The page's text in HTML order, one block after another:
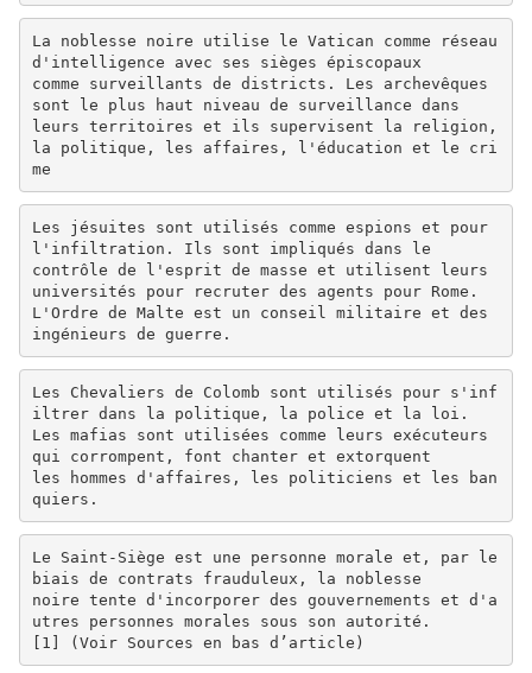
La noblesse noire utilise le Vatican comme réseau
d'intelligence avec ses sièges épiscopaux
comme surveillants de districts. Les archevêques
sont le plus haut niveau de surveillance dans
leurs territoires et ils supervisent la religion,
la politique, les affaires, l'éducation et le cri
me
Les jésuites sont utilisés comme espions et pour
l'infiltration. Ils sont impliqués dans le
contrôle de l'esprit de masse et utilisent leurs
universités pour recruter des agents pour Rome.
L'Ordre de Malte est un conseil militaire et des
ingénieurs de guerre.
Les Chevaliers de Colomb sont utilisés pour s'inf
iltrer dans la politique, la police et la loi.
Les mafias sont utilisées comme leurs exécuteurs
qui corrompent, font chanter et extorquent
les hommes d'affaires, les politiciens et les ban
quiers.
Le Saint-Siège est une personne morale et, par le
biais de contrats frauduleux, la noblesse
noire tente d'incorporer des gouvernements et d'a
utres personnes morales sous son autorité.
[1] (Voir Sources en bas d’article)